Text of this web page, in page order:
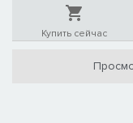
Купить сейчас